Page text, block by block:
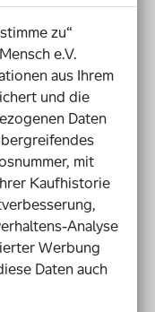
geboten.
ist ein zwei
Rundweg
Angeboten
Förster möglich.
zu“
e.V.
aus Ihrem
und die
Daten
mit
Kaufhistorie
Analyse
Werbung
Daten auch